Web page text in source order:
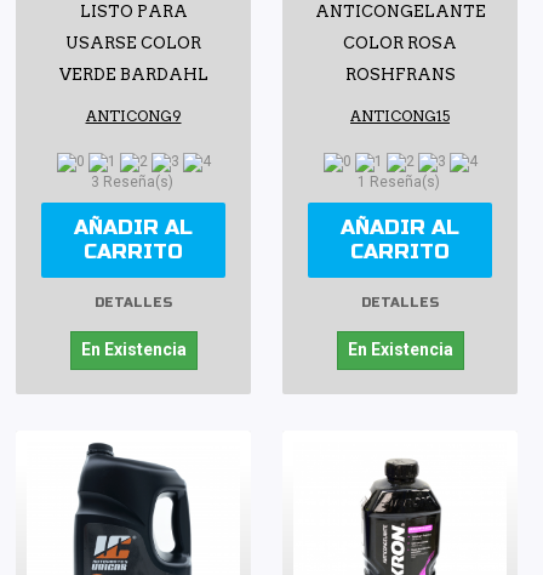
LISTO PARA
USARSE COLOR
VERDE BARDAHL
ANTICONG9
3 Reseña(s)
AÑADIR AL
CARRITO
DETALLES
En Existencia
ANTICONGELANTE
COLOR ROSA
ROSHFRANS
ANTICONG15
1 Reseña(s)
AÑADIR AL
CARRITO
DETALLES
En Existencia